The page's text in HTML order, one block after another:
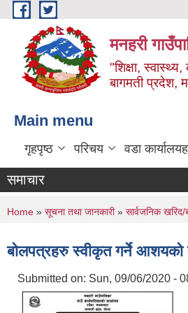
Skip to main content
मनहरी
"शिक्षा,
बागमती प्रदेश,
Main menu
गृहपृष्ठ परिचय वडा
समाचार
You are here
Home » सूचना तथा जानकारी» सार्वजनिक
बोलपत्रहरु स्वीकृत गर्ने
Submitted on: Sun, 09/06/2020 -